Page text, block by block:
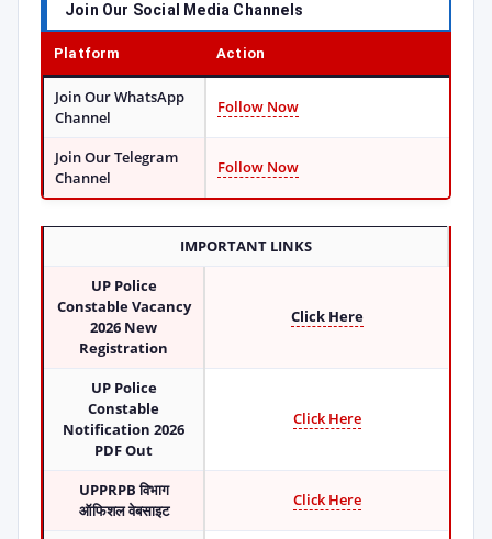
Join Our Social Media Channels
Platform Action
Join Our WhatsApp
Channel
Follow Now
Join Our Telegram
Channel
Follow Now
IMPORTANT LINKS
UP Police
Constable Vacancy
2026 New
Registration
Click Here
UP Police
Constable
Notification 2026
PDF Out
Click Here
UPPRPB विभाग
ऑफिशल वेबसाइट
Click Here